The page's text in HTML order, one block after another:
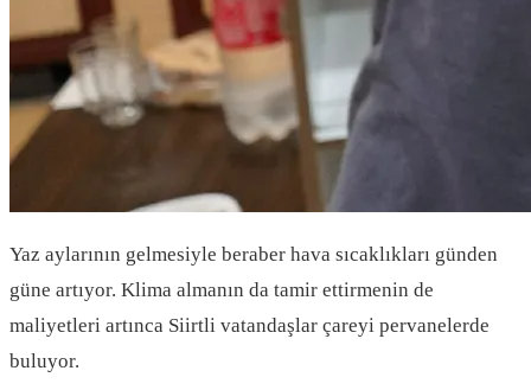
Yaz aylarının gelmesiyle beraber hava sıcaklıkları günden
güne artıyor. Klima almanın da tamir ettirmenin de
maliyetleri artınca Siirtli vatandaşlar çareyi pervanelerde
buluyor.